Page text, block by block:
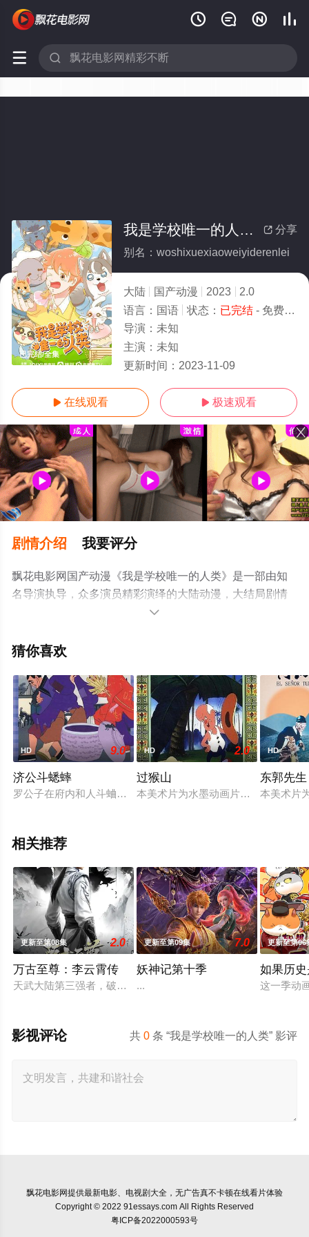
   
 
已完结/全集
 分享
我是学校唯一的人类(全集)
别名：woshixuexiaoweiyiderenlei
大陆 国产动漫 2023
2.0
语言： 国语 状态： 已完结- 免费在线观看
导演： 未知
主演： 未知
更新时间： 2023-11-09
 在线观看  极速观看
剧情介绍 我要评分
飘花电影网国产动漫《我是学校唯一的人类》是一部由知
名导演执导，众多演员精彩演绎的大陆动漫，大结局剧情
已揭晓（已完结），手机免费观看高清无删减完整版动漫
视猫或剧情网等平台了解。

猜你喜欢
HD 9.0
济公斗蟋蟀
罗公子在府内和人斗蛐蛐时，他的黑蛐蛐大获全胜帮他赢了很
HD 2.0
过猴山
本美术片为水墨动画片。炎炎夏日，
HD
东郭先生
本美术片
相关推荐
更新至第08集 2.0
万古至尊：李云霄传
天武大陆第三强者，破军武帝古飞扬被世界规则所限，修为困
更新至第09集 7.0
妖神记第十季
...
更新至第06
如果历
这一季动
共0 条 “我是学校唯一的人类” 影评
影视评论
飘花电影网提供最新电影、电视剧大全，无广告真不卡顿在线看片体验
Copyright © 2022 91essays.com All Rights Reserved
粤ICP备2022000593号